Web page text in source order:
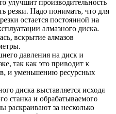
улучшит производительность
резки. Надо понимать, что для
остается постоянной на
алмазного диска.
вскрытие алмазов
давления на диск и
так как это приводит к
и уменьшению ресурсных
диска выставляется исходя
станка и обрабатываемого
раскраивают за несколько